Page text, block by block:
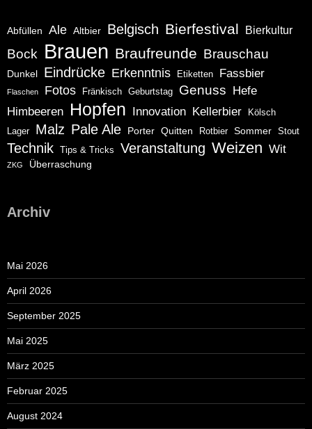
Abfüllen Ale Altbier Belgisch Bierfestival Bierkultur
Bock Brauen Braufreunde Brauschau
Dunkel Eindrücke Erkenntnis Etiketten Fassbier
Flaschen Fotos Fränkisch Geburtstag Genuss Hefe
Himbeeren Hopfen Innovation Kellerbier
Kölsch
Lager
Malz Pale Ale Porter Quitten Rotbier Sommer Stout
Technik Tips & Tricks Veranstaltung Weizen Wit
ZKG Überraschung
Archiv
Mai 2026
April 2026
September 2025
Mai 2025
März 2025
Februar 2025
August 2024